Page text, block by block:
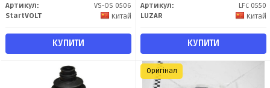
Артикул:
VS-OS 0506
StartVOLT
Китай
КУПИТИ
Артикул:
LFc 0550
LUZAR
Китай
КУПИТИ
Оригінал